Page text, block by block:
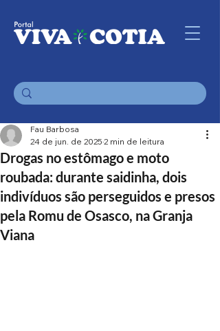
Drogas no estômago e moto
roubada: durante saidinha, dois
indivíduos são perseguidos e presos
pela Romu de Osasco, na Granja
Viana
Fau Barbosa
24 de jun. de 2025 2 min de leitura